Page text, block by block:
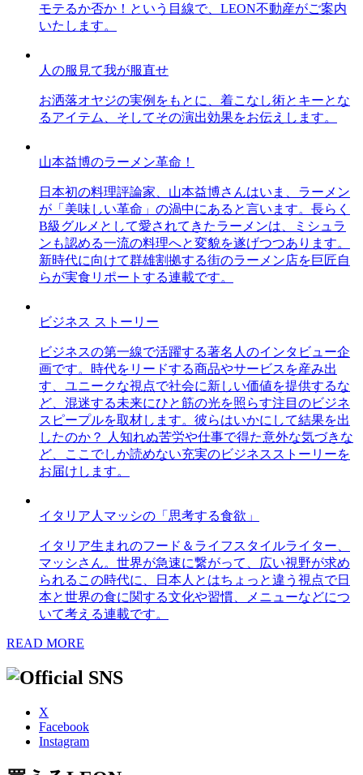
モテるか否か！という目線で、LEON不動産がご案内
いたします。
人の服見て我が服直せ
お洒落オヤジの実例をもとに、着こなし術とキーとな
るアイテム、そしてその演出効果をお伝えします。
山本益博のラーメン革命！
日本初の料理評論家、山本益博さんはいま、ラーメン
が「美味しい革命」の渦中にあると言います。長らく
B級グルメとして愛されてきたラーメンは、ミシュラ
ンも認める一流の料理へと変貌を遂げつつあります。
新時代に向けて群雄割拠する街のラーメン店を巨匠自
らが実食リポートする連載です。
ビジネス ストーリー
ビジネスの第一線で活躍する著名人のインタビュー企
画です。時代をリードする商品やサービスを産み出
す、ユニークな視点で社会に新しい価値を提供するな
ど、混迷する未来にひと筋の光を照らす注目のビジネ
スピープルを取材します。彼らはいかにして結果を出
したのか？ 人知れぬ苦労や仕事で得た意外な気づきな
ど、ここでしか読めない充実のビジネスストーリーを
お届けします。
イタリア人マッシの「思考する食欲」
イタリア生まれのフード＆ライフスタイルライター、
マッシさん。世界が急速に繋がって、広い視野が求め
られるこの時代に、日本人とはちょっと違う視点で日
本と世界の食に関する文化や習慣、メニューなどにつ
いて考える連載です。
READ MORE
X
Facebook
Instagram